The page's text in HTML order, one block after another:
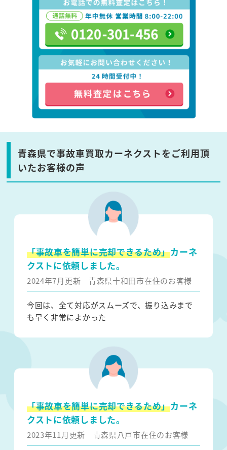
青森県で事故車買取カーネクストをご利用頂
いたお客様の声
「事故車を簡単に売却できるため」カーネ
クストに依頼しました。
2024年7月更新 青森県十和田市在住のお客様
今回は、全て対応がスムーズで、振り込みまで
も早く非常によかった
「事故車を簡単に売却できるため」カーネ
クストに依頼しました。
2023年11月更新 青森県八戸市在住のお客様